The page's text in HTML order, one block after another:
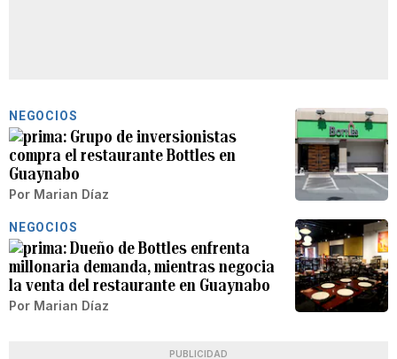
NEGOCIOS
Grupo de inversionistas
compra el restaurante Bottles en
Guaynabo
Por Marian Díaz
NEGOCIOS
Dueño de Bottles enfrenta
millonaria demanda, mientras negocia
la venta del restaurante en Guaynabo
Por Marian Díaz
PUBLICIDAD